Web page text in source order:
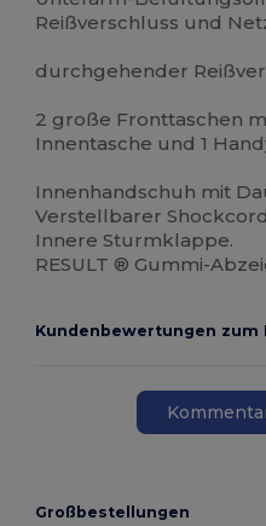
Reißverschluss und
durchgehender
2 große Fronttaschen
Innentasche und 1
Innenhandschuh mit
Verstellbarer
Innere Sturmklappe.
RESULT ® Gummi-
Kundenbewertungen zum
Großbestellungen